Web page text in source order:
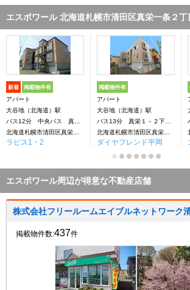
エスポワール 北海道札幌市清田区真栄一条２
新着 掲載物件有
アパート
大谷地（北海道）駅
バス12分 中央バス 真栄下車：停歩1分
ラピス1・2
掲載物件有
アパート
大谷地（北海道）駅
バス13分 真栄１－２下車：停歩3分
ダイヤフレンド平岡
エスポワール周辺が得意な不動産店舗
株式会社フリールームエイブルネットワーク
掲載物件数:437件